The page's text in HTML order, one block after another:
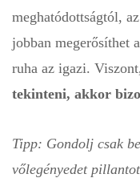
meghatódottságtól,
jobban megerősíthet
ruha az igazi. Viszont,
tekinteni, akkor
Tipp: Gondolj csak
vőlegényedet